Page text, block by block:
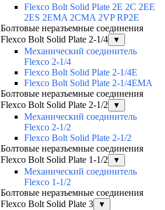
Flexco Bolt Solid Plate 2Е 2С 2ЕЕ
2ES 2EMA 2CMA 2VP RP2E
Болтовые неразъемные соединения
Flexco Bolt Solid Plate 2-1/4
▼
Механический соединитель
Flexco 2-1/4
Flexco Bolt Solid Plate 2-1/4E
Flexco Bolt Solid Plate 2-1/4EMA
Болтовые неразъемные соединения
Flexco Bolt Solid Plate 2-1/2
▼
Механический соединитель
Flexco 2-1/2
Flexco Bolt Solid Plate 2-1/2
Болтовые неразъемные соединения
Flexco Bolt Solid Plate 1-1/2
▼
Механический соединитель
Flexco 1-1/2
Болтовые неразъемные соединения
Flexco Bolt Solid Plate 3
▼